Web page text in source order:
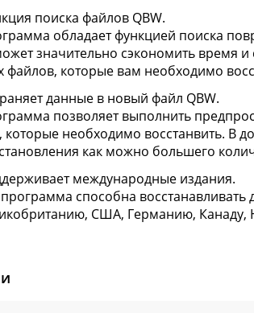
поиска файлов QBW.
обладает функцией поиска
значительно сэкономить время
файлов, которые вам необходимо
данные в новый файл QBW.
позволяет выполнить
которые необходимо восстанвить. В
как можно большего
международные издания.
способна
США, Германию,